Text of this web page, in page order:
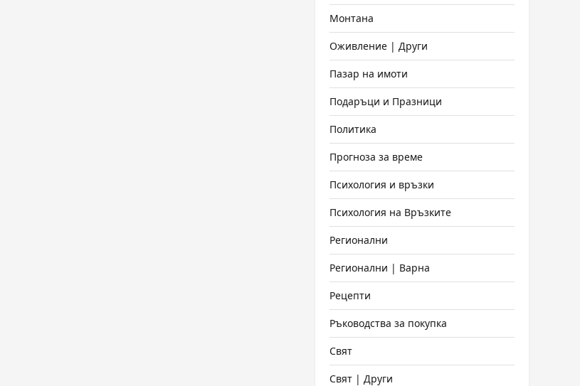
Монтана
Оживление | Други
Пазар на имоти
Подаръци и Празници
Политика
Прогноза за време
Психология и връзки
Психология на Връзките
Регионални
Регионални | Варна
Рецепти
Ръководства за покупка
Свят
Свят | Други